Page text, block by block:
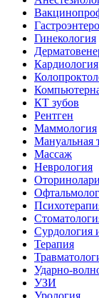
Гинекология
Кардиология
КТ зубов
Рентген
Маммология
Мануальная
Массаж
Неврология
Сурдология
Терапия
Ударно-
УЗИ